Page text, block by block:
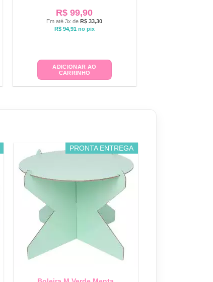
R$ 99,90
Em até 3x deR$ 33,30
R$94,91 no pix
ADICIONAR AO
CARRINHO
PRONTA ENTREGA